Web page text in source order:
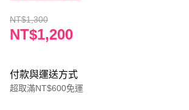
NT$1,300
NT$1,200
付款與運送方式
超取滿NT$600免運